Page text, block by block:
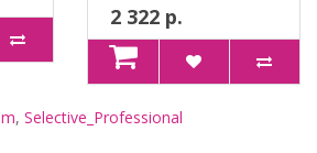
2 322 р.
, Selective_Professional